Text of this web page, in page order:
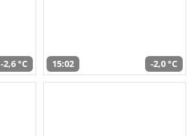
-2,6 °C 15:02 -2,0 °C